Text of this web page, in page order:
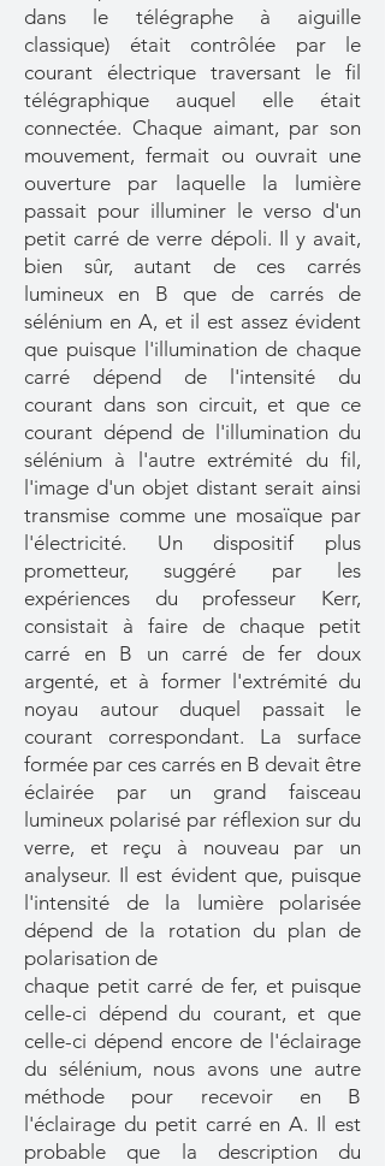
dans le télégraphe à aiguille
classique) était contrôlée par le
courant électrique traversant le fil
télégraphique auquel elle était
connectée. Chaque aimant, par son
mouvement, fermait ou ouvrait une
ouverture par laquelle la lumière
passait pour illuminer le verso d'un
petit carré de verre dépoli. Il y avait,
bien sûr, autant de ces carrés
lumineux en B que de carrés de
sélénium en A, et il est assez évident
que puisque l'illumination de chaque
carré dépend de l'intensité du
courant dans son circuit, et que ce
courant dépend de l'illumination du
sélénium à l'autre extrémité du fil,
l'image d'un objet distant serait ainsi
transmise comme une mosaïque par
l'électricité. Un dispositif plus
prometteur, suggéré par les
expériences du professeur Kerr,
consistait à faire de chaque petit
carré en B un carré de fer doux
argenté, et à former l'extrémité du
noyau autour duquel passait le
courant correspondant. La surface
formée par ces carrés en B devait être
éclairée par un grand faisceau
lumineux polarisé par réflexion sur du
verre, et reçu à nouveau par un
analyseur. Il est évident que, puisque
l'intensité de la lumière polarisée
dépend de la rotation du plan de
polarisation de
chaque petit carré de fer, et puisque
celle-ci dépend du courant, et que
celle-ci dépend encore de l'éclairage
du sélénium, nous avons une autre
méthode pour recevoir en B
l'éclairage du petit carré en A. Il est
probable que la description du